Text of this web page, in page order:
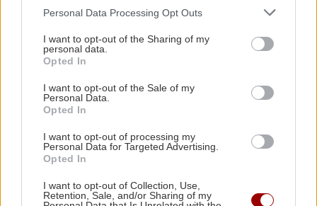
Personal Data Processing Opt Outs
I want to opt-out of the Sharing of my
personal data.
Opted In
I want to opt-out of the Sale of my
Personal Data.
Opted In
I want to opt-out of processing my
Personal Data for Targeted Advertising.
Opted In
I want to opt-out of Collection, Use,
Retention, Sale, and/or Sharing of my
και όχι μόνο.
στενά του Ορμούζ Πετρέλαιο Τάνκερ
ΡΟΗ ΕΙΔΗΣΕΩΝ
Χρήματα και σχέση: Πώς να μιλήσετε χωρίς να